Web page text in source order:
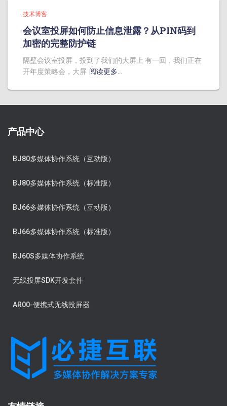
技术博客
会议室投屏如何防止信息泄露？从PIN码到
加密的完整防护链
隔壁会议室投屏，投到了我们的大屏上 有一回，我们正在
开年度策略会，大屏 阅读更多…
产品中心
BJ80多媒体协作系统（互动版）
BJ80多媒体协作系统（标准版）
BJ66多媒体协作系统（互动版）
BJ66多媒体协作系统（标准版）
BJ60S多媒体协作系统
无线投屏SDK开发套件
AR00-便携式无线投屏器